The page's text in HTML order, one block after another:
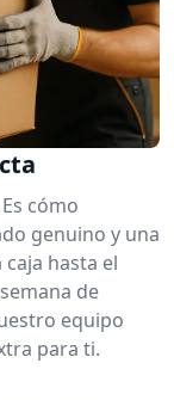
cómo
genuino y una
hasta el
de
equipo
para ti.